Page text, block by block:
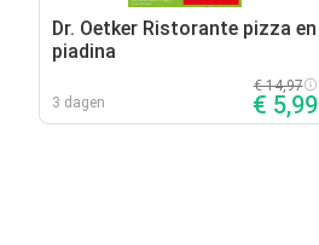
Dr. Oetker Ristorante pizza en
piadina
3 dagen
€ 14,97
€ 5,99